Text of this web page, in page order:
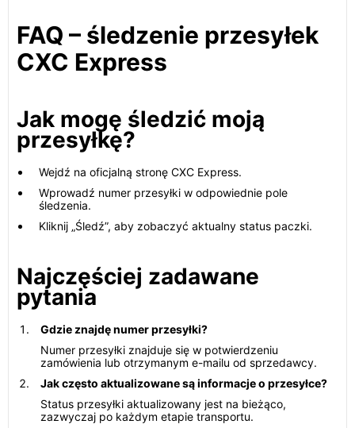
FAQ – śledzenie przesyłek
CXC Express
Jak mogę śledzić moją
przesyłkę?
Wejdź na oficjalną stronę CXC Express.
Wprowadź numer przesyłki w odpowiednie pole
śledzenia.
Kliknij „Śledź”, aby zobaczyć aktualny status paczki.
Najczęściej zadawane
pytania
Gdzie znajdę numer przesyłki?
Numer przesyłki znajduje się w potwierdzeniu
zamówienia lub otrzymanym e-mailu od sprzedawcy.
Jak często aktualizowane są informacje o przesyłce?
Status przesyłki aktualizowany jest na bieżąco,
zazwyczaj po każdym etapie transportu.